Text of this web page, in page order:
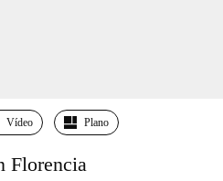
Vídeo Plano
Florencia